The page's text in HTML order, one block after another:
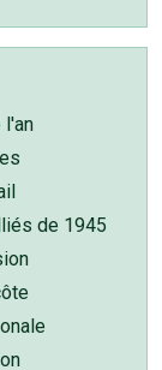
l'an
de 1945